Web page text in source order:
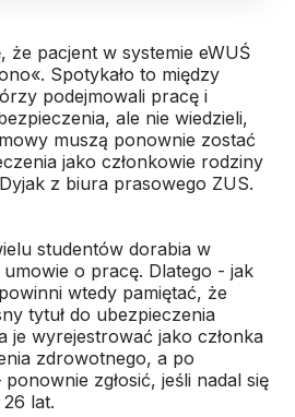
że pacjent w systemie eWUŚ
Spotykało to między
podejmowali pracę i
ale nie wiedzieli,
muszą ponownie zostać
jako członkowie rodziny
z biura prasowego ZUS.
studentów dorabia w
o pracę. Dlatego - jak
wtedy pamiętać, że
tytuł do ubezpieczenia
je wyrejestrować jako członka
zdrowotnego, a po
zgłosić, jeśli nadal się
lat.